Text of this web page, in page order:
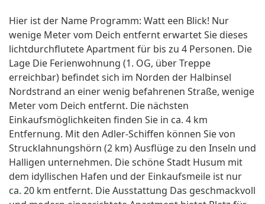
Hier ist der Name Programm: Watt een Blick! Nur
wenige Meter vom Deich entfernt erwartet Sie dieses
lichtdurchflutete Apartment für bis zu 4 Personen. Die
Lage Die Ferienwohnung (1. OG, über Treppe
erreichbar) befindet sich im Norden der Halbinsel
Nordstrand an einer wenig befahrenen Straße, wenige
Meter vom Deich entfernt. Die nächsten
Einkaufsmöglichkeiten finden Sie in ca. 4 km
Entfernung. Mit den Adler-Schiffen können Sie von
Strucklahnungshörn (2 km) Ausflüge zu den Inseln und
Halligen unternehmen. Die schöne Stadt Husum mit
dem idyllischen Hafen und der Einkaufsmeile ist nur
ca. 20 km entfernt. Die Ausstattung Das geschmackvoll